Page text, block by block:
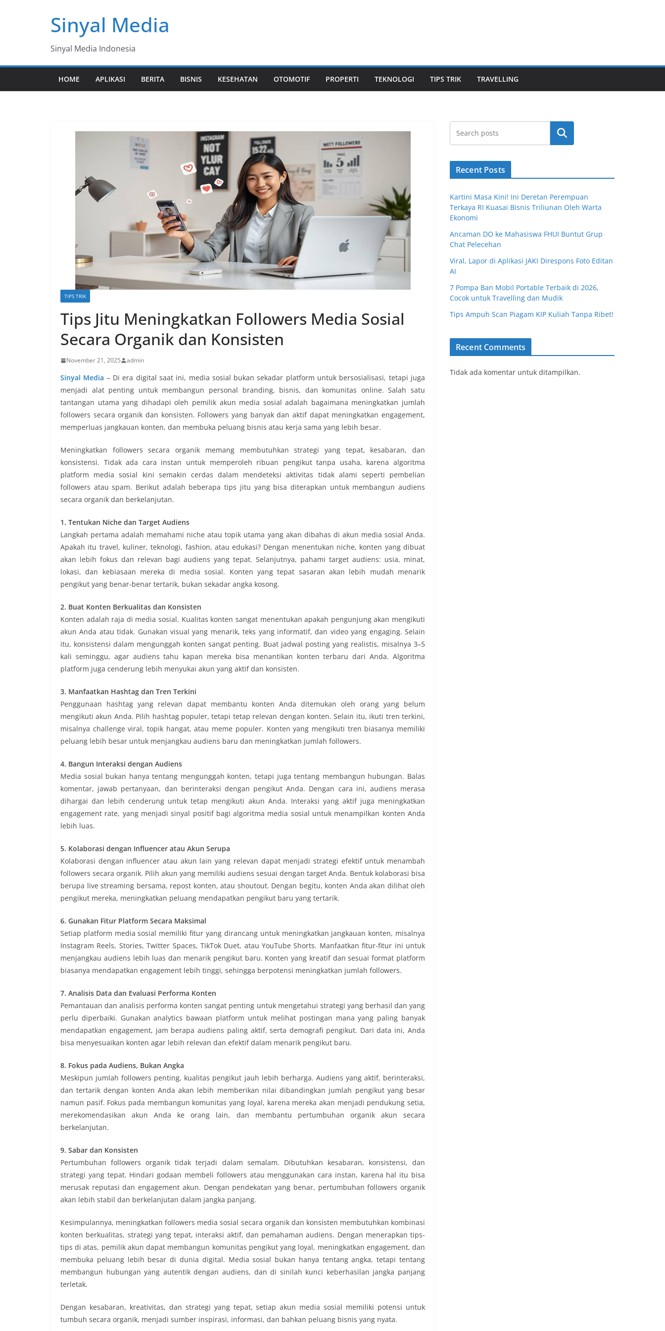
Sinyal Media
Sinyal Media Indonesia
HOME APLIKASI BERITA BISNIS KESEHATAN OTOMOTIF PROPERTI TEKNOLOGI TIPS TRIK TRAVELLING
TIPS TRIK
Tips Jitu Meningkatkan Followers Media Sosial
Secara Organik dan Konsisten
November 21, 2025 admin
Sinyal Media – Di era digital saat ini, media sosial bukan sekadar platform untuk bersosialisasi, tetapi juga
menjadi alat penting untuk membangun personal branding, bisnis, dan komunitas online. Salah satu
tantangan utama yang dihadapi oleh pemilik akun media sosial adalah bagaimana meningkatkan jumlah
followers secara organik dan konsisten. Followers yang banyak dan aktif dapat meningkatkan engagement,
memperluas jangkauan konten, dan membuka peluang bisnis atau kerja sama yang lebih besar.
Meningkatkan followers secara organik memang membutuhkan strategi yang tepat, kesabaran, dan
konsistensi. Tidak ada cara instan untuk memperoleh ribuan pengikut tanpa usaha, karena algoritma
platform media sosial kini semakin cerdas dalam mendeteksi aktivitas tidak alami seperti pembelian
followers atau spam. Berikut adalah beberapa tips jitu yang bisa diterapkan untuk membangun audiens
secara organik dan berkelanjutan.
1. Tentukan Niche dan Target Audiens
Langkah pertama adalah memahami niche atau topik utama yang akan dibahas di akun media sosial Anda.
Apakah itu travel, kuliner, teknologi, fashion, atau edukasi? Dengan menentukan niche, konten yang dibuat
akan lebih fokus dan relevan bagi audiens yang tepat. Selanjutnya, pahami target audiens: usia, minat,
lokasi, dan kebiasaan mereka di media sosial. Konten yang tepat sasaran akan lebih mudah menarik
pengikut yang benar-benar tertarik, bukan sekadar angka kosong.
2. Buat Konten Berkualitas dan Konsisten
Konten adalah raja di media sosial. Kualitas konten sangat menentukan apakah pengunjung akan mengikuti
akun Anda atau tidak. Gunakan visual yang menarik, teks yang informatif, dan video yang engaging. Selain
itu, konsistensi dalam mengunggah konten sangat penting. Buat jadwal posting yang realistis, misalnya 3–5
kali seminggu, agar audiens tahu kapan mereka bisa menantikan konten terbaru dari Anda. Algoritma
platform juga cenderung lebih menyukai akun yang aktif dan konsisten.
3. Manfaatkan Hashtag dan Tren Terkini
Penggunaan hashtag yang relevan dapat membantu konten Anda ditemukan oleh orang yang belum
mengikuti akun Anda. Pilih hashtag populer, tetapi tetap relevan dengan konten. Selain itu, ikuti tren terkini,
misalnya challenge viral, topik hangat, atau meme populer. Konten yang mengikuti tren biasanya memiliki
peluang lebih besar untuk menjangkau audiens baru dan meningkatkan jumlah followers.
4. Bangun Interaksi dengan Audiens
Media sosial bukan hanya tentang mengunggah konten, tetapi juga tentang membangun hubungan. Balas
komentar, jawab pertanyaan, dan berinteraksi dengan pengikut Anda. Dengan cara ini, audiens merasa
dihargai dan lebih cenderung untuk tetap mengikuti akun Anda. Interaksi yang aktif juga meningkatkan
engagement rate, yang menjadi sinyal positif bagi algoritma media sosial untuk menampilkan konten Anda
lebih luas.
5. Kolaborasi dengan Influencer atau Akun Serupa
Kolaborasi dengan influencer atau akun lain yang relevan dapat menjadi strategi efektif untuk menambah
followers secara organik. Pilih akun yang memiliki audiens sesuai dengan target Anda. Bentuk kolaborasi bisa
berupa live streaming bersama, repost konten, atau shoutout. Dengan begitu, konten Anda akan dilihat oleh
pengikut mereka, meningkatkan peluang mendapatkan pengikut baru yang tertarik.
6. Gunakan Fitur Platform Secara Maksimal
Setiap platform media sosial memiliki fitur yang dirancang untuk meningkatkan jangkauan konten, misalnya
Instagram Reels, Stories, Twitter Spaces, TikTok Duet, atau YouTube Shorts. Manfaatkan fitur-fitur ini untuk
menjangkau audiens lebih luas dan menarik pengikut baru. Konten yang kreatif dan sesuai format platform
biasanya mendapatkan engagement lebih tinggi, sehingga berpotensi meningkatkan jumlah followers.
7. Analisis Data dan Evaluasi Performa Konten
Pemantauan dan analisis performa konten sangat penting untuk mengetahui strategi yang berhasil dan yang
perlu diperbaiki. Gunakan analytics bawaan platform untuk melihat postingan mana yang paling banyak
mendapatkan engagement, jam berapa audiens paling aktif, serta demografi pengikut. Dari data ini, Anda
bisa menyesuaikan konten agar lebih relevan dan efektif dalam menarik pengikut baru.
8. Fokus pada Audiens, Bukan Angka
Meskipun jumlah followers penting, kualitas pengikut jauh lebih berharga. Audiens yang aktif, berinteraksi,
dan tertarik dengan konten Anda akan lebih memberikan nilai dibandingkan jumlah pengikut yang besar
namun pasif. Fokus pada membangun komunitas yang loyal, karena mereka akan menjadi pendukung setia,
merekomendasikan akun Anda ke orang lain, dan membantu pertumbuhan organik akun secara
berkelanjutan.
9. Sabar dan Konsisten
Pertumbuhan followers organik tidak terjadi dalam semalam. Dibutuhkan kesabaran, konsistensi, dan
strategi yang tepat. Hindari godaan membeli followers atau menggunakan cara instan, karena hal itu bisa
merusak reputasi dan engagement akun. Dengan pendekatan yang benar, pertumbuhan followers organik
akan lebih stabil dan berkelanjutan dalam jangka panjang.
Kesimpulannya, meningkatkan followers media sosial secara organik dan konsisten membutuhkan kombinasi
konten berkualitas, strategi yang tepat, interaksi aktif, dan pemahaman audiens. Dengan menerapkan tips-
tips di atas, pemilik akun dapat membangun komunitas pengikut yang loyal, meningkatkan engagement, dan
membuka peluang lebih besar di dunia digital. Media sosial bukan hanya tentang angka, tetapi tentang
membangun hubungan yang autentik dengan audiens, dan di sinilah kunci keberhasilan jangka panjang
terletak.
Dengan kesabaran, kreativitas, dan strategi yang tepat, setiap akun media sosial memiliki potensi untuk
tumbuh secara organik, menjadi sumber inspirasi, informasi, dan bahkan peluang bisnis yang nyata.
Cari
Recent Posts
Kartini Masa Kini! Ini Deretan Perempuan
Terkaya RI Kuasai Bisnis Triliunan Oleh Warta
Ekonomi
Ancaman DO ke Mahasiswa FHUI Buntut Grup
Chat Pelecehan
Viral, Lapor di Aplikasi JAKI Direspons Foto Editan
AI
7 Pompa Ban Mobil Portable Terbaik di 2026,
Cocok untuk Travelling dan Mudik
Tips Ampuh Scan Piagam KIP Kuliah Tanpa Ribet!
Recent Comments
Tidak ada komentar untuk ditampilkan.